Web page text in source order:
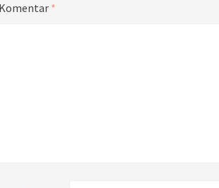
Komentar *